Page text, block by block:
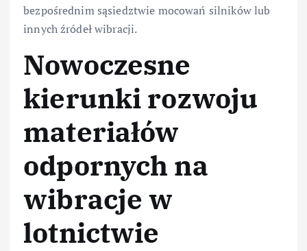
bezpośrednim sąsiedztwie mocowań silników lub
innych źródeł wibracji.
Nowoczesne
kierunki rozwoju
materiałów
odpornych na
wibracje w
lotnictwie